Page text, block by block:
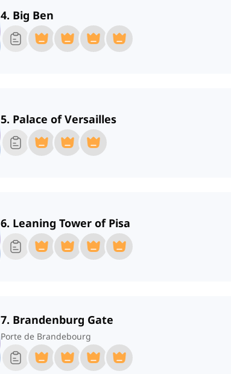
4. Big Ben
5. Palace of Versailles
6. Leaning Tower of Pisa
7. Brandenburg Gate
Porte de Brandebourg